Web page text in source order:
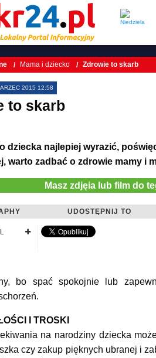
Mama i dziecko Zdrowie to skarb
2015 12:58
to skarb
dziecka najlepiej wyrazić,
warto zadbać o zdrowie mamy i
Masz zdjęia lub film do
UDOSTĘPNIJ TO
bo spać spokojnie lub
I TROSKI
na narodziny dziecka
czy zakup pięknych ubranej i